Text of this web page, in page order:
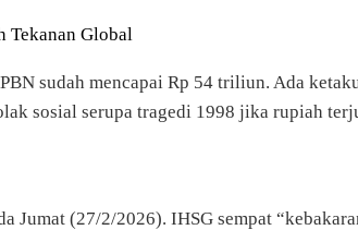
Tekanan Global
sudah mencapai Rp 54 triliun. Ada
sosial serupa tragedi 1998 jika rupiah
Jumat (27/2/2026). IHSG sempat